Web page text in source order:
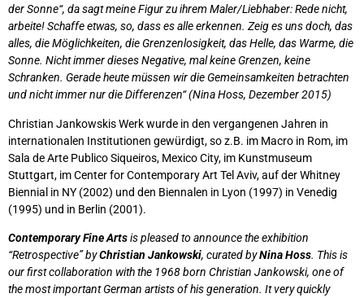
der Sonne“, da sagt meine Figur zu ihrem Maler/Liebhaber: Rede nicht,
arbeite! Schaffe etwas, so, dass es alle erkennen. Zeig es uns doch, das
alles, die Möglichkeiten, die Grenzenlosigkeit, das Helle, das Warme, die
Sonne. Nicht immer dieses Negative, mal keine Grenzen, keine
Schranken. Gerade heute müssen wir die Gemeinsamkeiten betrachten
und nicht immer nur die Differenzen“ (Nina Hoss, Dezember 2015)
Christian Jankowskis Werk wurde in den vergangenen Jahren in
internationalen Institutionen gewürdigt, so z.B. im Macro in Rom, im
Sala de Arte Publico Siqueiros, Mexico City, im Kunstmuseum
Stuttgart, im Center for Contemporary Art Tel Aviv, auf der Whitney
Biennial in NY (2002) und den Biennalen in Lyon (1997) in Venedig
(1995) und in Berlin (2001).
Contemporary Fine Artsis pleased to announce the exhibition
“Retrospective” byChristian Jankowski, curated byNina Hoss. This is
our first collaboration with the 1968 born Christian Jankowski, one of
the most important German artists of his generation. It very quickly